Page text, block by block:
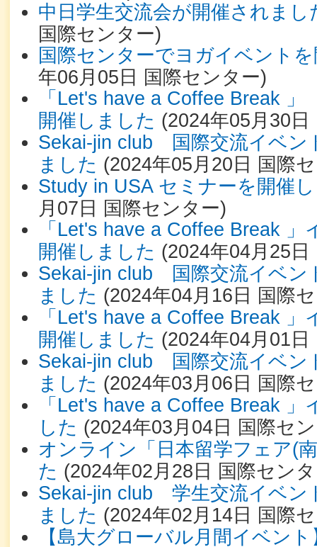
中日学生交流会が開催されまし
国際センター)
国際センターでヨガイベント
年06月05日 国際センター)
「Let's have a Coffee Break
開催しました (2024年05月30日
Sekai-jin club 国際交流イベン
ました (2024年05月20日 国際
Study in USA セミナーを開催
月07日 国際センター)
「Let's have a Coffee Break
開催しました (2024年04月25日
Sekai-jin club 国際交流イベン
ました (2024年04月16日 国際
「Let's have a Coffee Break
開催しました (2024年04月01日
Sekai-jin club 国際交流イベン
ました (2024年03月06日 国際
「Let's have a Coffee Break
した (2024年03月04日 国際セ
オンライン「日本留学フェア(
た (2024年02月28日 国際セン
Sekai-jin club 学生交流イベン
ました (2024年02月14日 国際
【島大グローバル月間イベン